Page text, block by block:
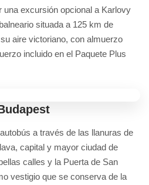
una excursión opcional a Karlovy
situada a 125 km de
aire victoriano, con almuerzo
incluido en el Paquete Plus
a través de las llanuras de
capital y mayor ciudad de
calles y la Puerta de San
vestigio que se conserva de la